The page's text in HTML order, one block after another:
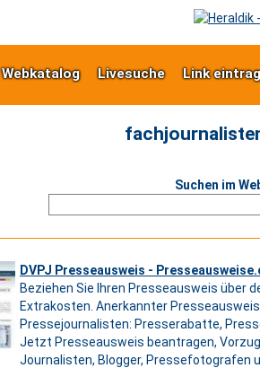
Webkatalog Livesuche Link
Suchen im
DVPJ Presseausweis -
Beziehen Sie Ihren Presseausweis über
Extrakosten. Anerkannter
Pressejournalisten: Presserabatte,
Jetzt Presseausweis beantragen,
Journalisten, Blogger, Pressefotografen